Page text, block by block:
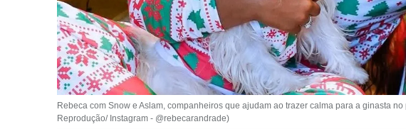
Rebeca com Snow e Aslam, companheiros que ajudam ao trazer calma para a ginasta
Reprodução/ Instagram - @rebecarandrade)